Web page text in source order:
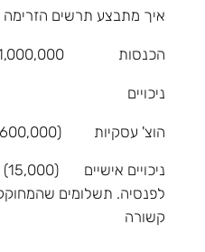
איך מתבצע תרשים
הכנסות 1,000,000
ניכויים
הוצ' עסקיות (600,000)
לפנסיה. תשלומים
להשגת